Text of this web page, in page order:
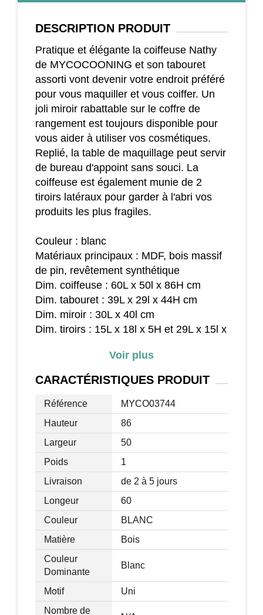
DESCRIPTION PRODUIT
Pratique et élégante la coiffeuse Nathy
de MYCOCOONING et son tabouret
assorti vont devenir votre endroit préféré
pour vous maquiller et vous coiffer. Un
joli miroir rabattable sur le coffre de
rangement est toujours disponible pour
vous aider à utiliser vos cosmétiques.
Replié, la table de maquillage peut servir
de bureau d'appoint sans souci. La
coiffeuse est également munie de 2
tiroirs latéraux pour garder à l'abri vos
produits les plus fragiles.
Couleur : blanc
Matériaux principaux : MDF, bois massif
de pin, revêtement synthétique
Dim. coiffeuse : 60L x 50l x 86H cm
Dim. tabouret : 39L x 29l x 44H cm
Dim. miroir : 30L x 40l cm
Dim. tiroirs : 15L x 18l x 5H et 29L x 15l x
Épaisseur coussin : 2 cm
Épaisseur panneaux : 1,2 cm
Charge max. recommandée : 100 Kg (au
total), 15 Kg (par tiroir)
Livraison effectuée en 1 colis
Voir plus
CARACTÉRISTIQUES PRODUIT
Référence
MYCO03744
Hauteur
86
Largeur
50
Poids
1
Livraison
de 2 à 5 jours
Longeur
60
Couleur
BLANC
Matière
Bois
Couleur
Dominante
Blanc
Motif
Uni
Nombre de